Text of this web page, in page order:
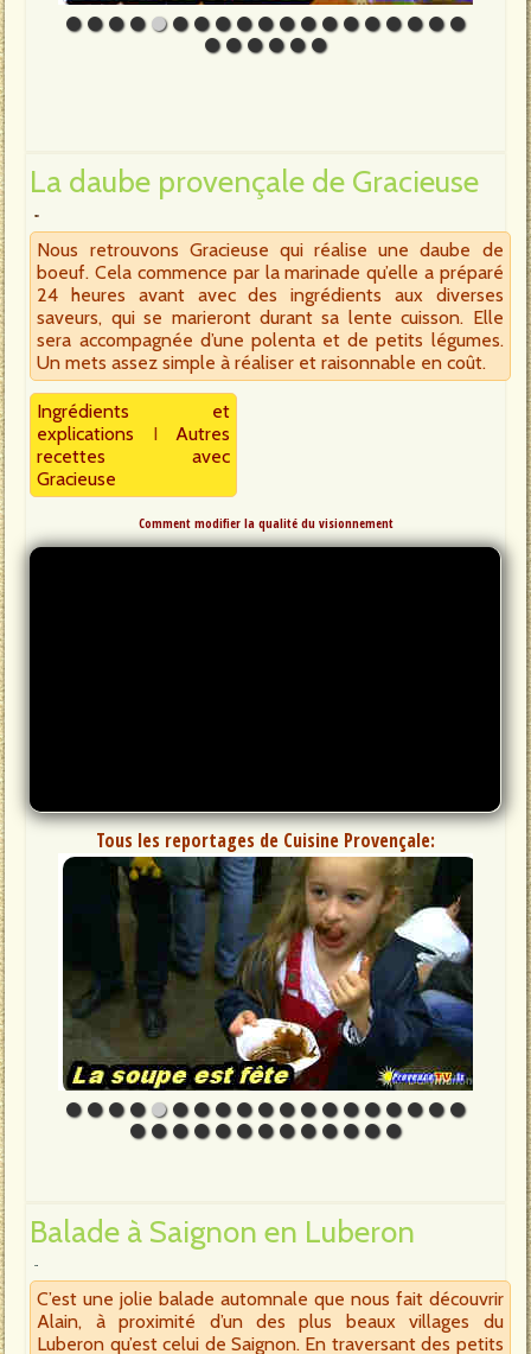
La daube provençale de Gracieuse
Nous retrouvons Gracieuse qui réalise une daube de
boeuf. Cela commence par la marinade qu’elle a préparé
24 heures avant avec des ingrédients aux diverses
saveurs, qui se marieront durant sa lente cuisson. Elle
sera accompagnée d’une polenta et de petits légumes.
Un mets assez simple à réaliser et raisonnable en coût.
Ingrédients et
explications IAutres
recettes avec
Gracieuse
Comment modifier la qualité du visionnement
Tous les reportages de Cuisine Provençale:
Balade à Saignon en Luberon
C’est une jolie balade automnale que nous fait découvrir
Alain, à proximité d’un des plus beaux villages du
Luberon qu’est celui de Saignon. En traversant des petits